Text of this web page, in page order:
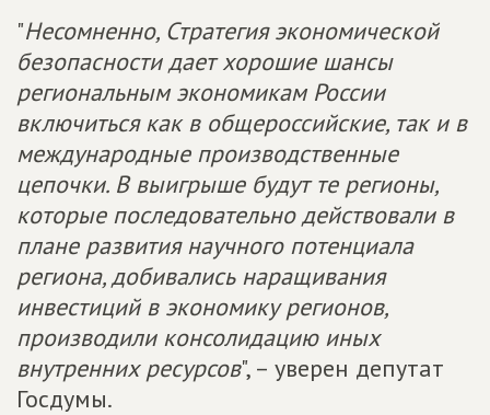
"Несомненно, Стратегия экономической
безопасности дает хорошие шансы
региональным экономикам России
включиться как в общероссийские, так и в
международные производственные
цепочки. В выигрыше будут те регионы,
которые последовательно действовали в
плане развития научного потенциала
региона, добивались наращивания
инвестиций в экономику регионов,
производили консолидацию иных
внутренних ресурсов", – уверен депутат
Госдумы.